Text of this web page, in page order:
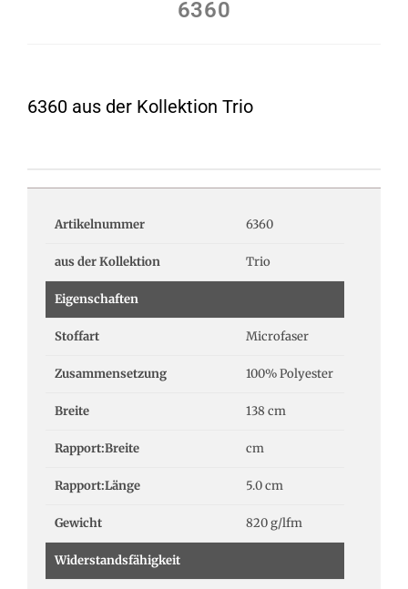
6360
6360 aus der Kollektion Trio
Artikelnummer 6360
aus der Kollektion Trio
Eigenschaften
Stoffart Microfaser
Zusammensetzung 100% Polyester
Breite 138 cm
Rapport:Breite cm
Rapport:Länge 5.0 cm
Gewicht 820 g/lfm
Widerstandsfähigkeit